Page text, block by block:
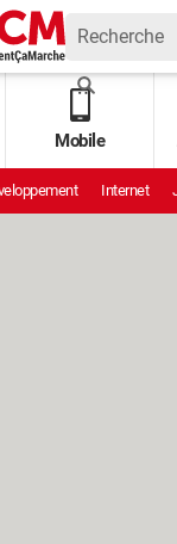
Mobile
Internet